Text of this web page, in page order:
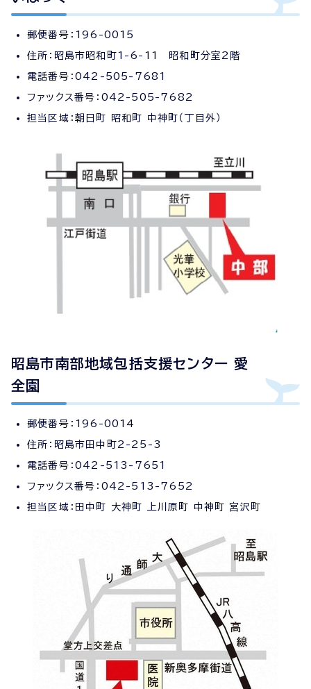
郵便番号：196-0015
住所：昭島市昭和町1-6-11 昭和町分室2階
電話番号：042-505-7681
ファックス番号：042-505-7682
担当区域：朝日町 昭和町 中神町（丁目外）
昭島市南部地域包括支援センター 愛
全園
郵便番号：196-0014
住所：昭島市田中町2-25-3
電話番号：042-513-7651
ファックス番号：042-513-7652
担当区域：田中町 大神町 上川原町 中神町 宮沢町